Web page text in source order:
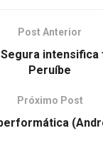
Post Anterior
Peruíbe
Próximo Post